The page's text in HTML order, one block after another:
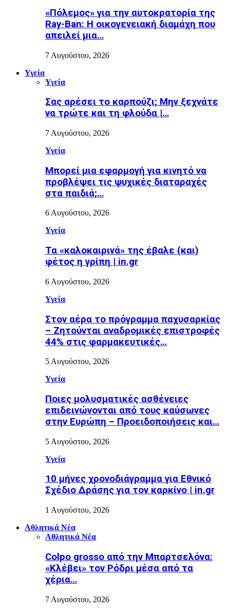
«Πόλεμος» για την αυτοκρατορία της
Ray-Ban: Η οικογενειακή διαμάχη που
απειλεί μια…
7 Αυγούστου, 2026
Υγεία
Υγεία
Σας αρέσει το καρπούζι; Μην ξεχνάτε
να τρώτε και τη φλούδα |…
7 Αυγούστου, 2026
Υγεία
Μπορεί μια εφαρμογή για κινητό να
προβλέψει τις ψυχικές διαταραχές
στα παιδιά;…
6 Αυγούστου, 2026
Υγεία
Τα «καλοκαιρινά» της έβαλε (και)
φέτος η γρίπη | in.gr
6 Αυγούστου, 2026
Υγεία
Στον αέρα το πρόγραμμα παχυσαρκίας
– Ζητούνται αναδρομικές επιστροφές
44% στις φαρμακευτικές…
5 Αυγούστου, 2026
Υγεία
Ποιες μολυσματικές ασθένειες
επιδεινώνονται από τους καύσωνες
στην Ευρώπη – Προειδοποιήσεις και…
5 Αυγούστου, 2026
Υγεία
10 μήνες χρονοδιάγραμμα για Εθνικό
Σχέδιο Δράσης για τον καρκίνο | in.gr
1 Αυγούστου, 2026
Αθλητικά Νέα
Αθλητικά Νέα
Colpo grosso από την Μπαρτσελόνα:
«Κλέβει» τον Ρόδρι μέσα από τα
χέρια…
7 Αυγούστου, 2026